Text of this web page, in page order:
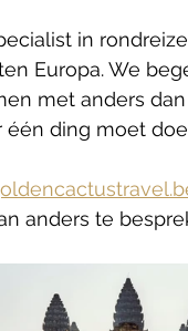
in
Europa. We
met anders
één ding moet
anders te